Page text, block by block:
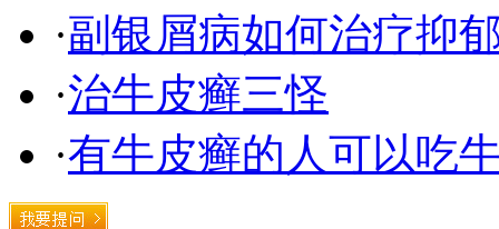
·副银屑病如何治疗抑
·治牛皮癣三怪
·有牛皮癣的人可以吃